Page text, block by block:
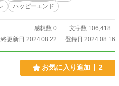
ハッピーエンド
感想数 0
文字数 106,418
更新日 2024.08.22
登録日 2024.08.16
お気に入り追加 2